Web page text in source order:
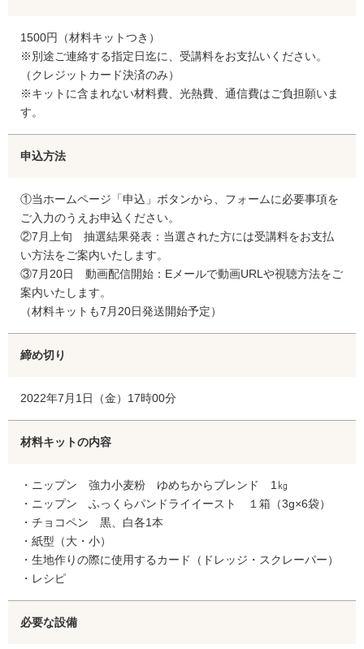
1500円（材料キットつき）
※別途ご連絡する指定日迄に、受講料をお支払いください。
（クレジットカード決済のみ）
※キットに含まれない材料費、光熱費、通信費はご負担願いま
す。
申込方法
①当ホームページ「申込」ボタンから、フォームに必要事項を
ご入力のうえお申込ください。
②7月上旬 抽選結果発表：当選された方には受講料をお支払
い方法をご案内いたします。
③7月20日 動画配信開始：Eメールで動画URLや視聴方法をご
案内いたします。
（材料キットも7月20日発送開始予定）
締め切り
2022年7月1日（金）17時00分
材料キットの内容
・ニップン 強力小麦粉 ゆめちからブレンド 1㎏
・ニップン ふっくらパンドライイースト １箱（3g×6袋）
・チョコペン 黒、白各1本
・紙型（大・小）
・生地作りの際に使用するカード（ドレッジ・スクレーパー）
・レシピ
必要な設備